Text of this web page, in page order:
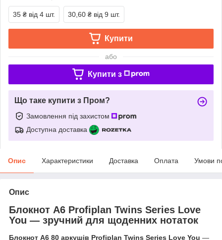
35 ₴ від 4 шт. 30,60 ₴ від 9 шт.
Купити
або
Купити з
Що таке купити з Пром?
Замовлення під захистом
Доступна доставка
Опис Характеристики Доставка Оплата Умови
Опис
Блокнот A6 Profiplan Twins Series Love
You — зручний для щоденних нотаток
Блокнот A6 80 аркушів Profiplan Twins Series Love You —